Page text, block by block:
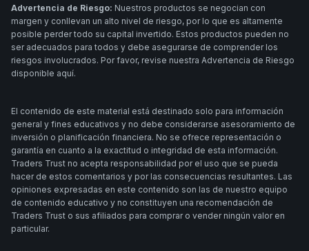
Advertencia de Riesgo: Nuestros productos se negocian con
margen y conllevan un alto nivel de riesgo, por lo que es altamente
posible perder todo su capital invertido. Estos productos pueden no
ser adecuados para todos y debe asegurarse de comprender los
riesgos involucrados. Por favor, revise nuestra Advertencia de Riesgo
disponible aquí.
El contenido de este material está destinado solo para información
general y fines educativos y no debe considerarse asesoramiento de
inversión o planificación financiera. No se ofrece representación o
garantía en cuanto a la exactitud o integridad de esta información.
Traders Trust no acepta responsabilidad por el uso que se pueda
hacer de estos comentarios y por las consecuencias resultantes. Las
opiniones expresadas en este contenido son las de nuestro equipo
de contenido educativo y no constituyen una recomendación de
Traders Trust o sus afiliados para comprar o vender ningún valor en
particular.